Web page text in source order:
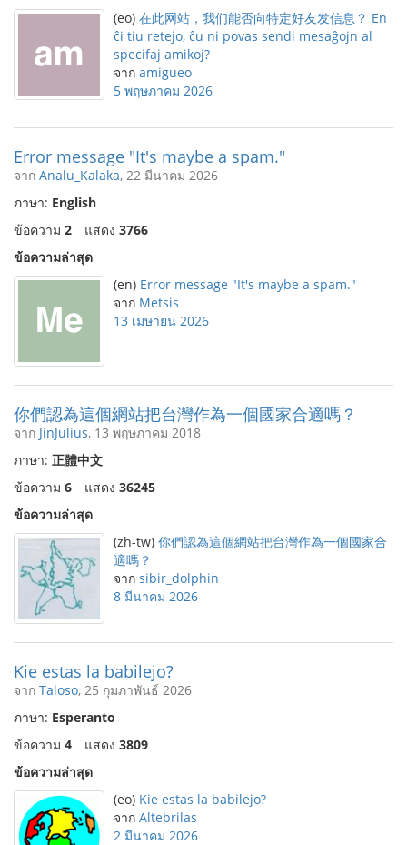
(eo) 在此网站，我们能否向特定好友发信息？ En
ĉi tiu retejo, ĉu ni povas sendi mesaĝojn al
specifaj amikoj?
จาก amigueo
5 พฤษภาคม 2026
Error message "It's maybe a spam."
จาก Analu_Kalaka, 22 มีนาคม 2026
ภาษา: English
ข้อความ 2 แสดง 3766
ข้อความล่าสุด
(en) Error message "It's maybe a spam."
จาก Metsis
13 เมษายน 2026
你們認為這個網站把台灣作為一個國家合適嗎？
จาก JinJulius, 13 พฤษภาคม 2018
ภาษา: 正體中文
ข้อความ 6 แสดง 36245
ข้อความล่าสุด
(zh-tw) 你們認為這個網站把台灣作為一個國家合
適嗎？
จาก sibir_dolphin
8 มีนาคม 2026
Kie estas la babilejo?
จาก Taloso, 25 กุมภาพันธ์ 2026
ภาษา: Esperanto
ข้อความ 4 แสดง 3809
ข้อความล่าสุด
(eo) Kie estas la babilejo?
จาก Altebrilas
2 มีนาคม 2026